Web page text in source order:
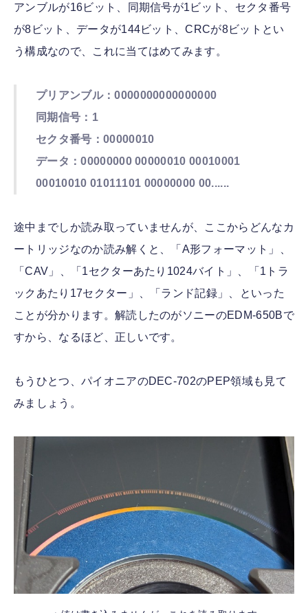
アンブルが16ビット、同期信号が1ビット、セクタ番号
が8ビット、データが144ビット、CRCが8ビットとい
う構成なので、これに当てはめてみます。
プリアンブル：0000000000000000
同期信号：1
セクタ番号：00000010
データ：00000000 00000010 00010001
00010010 01011101 00000000 00......
途中までしか読み取っていませんが、ここからどんなカ
ートリッジなのか読み解くと、「A形フォーマット」、
「CAV」、「1セクターあたり1024バイト」、「1トラ
ックあたり17セクター」、「ランド記録」、といった
ことが分かります。解読したのがソニーのEDM-650Bで
すから、なるほど、正しいです。
もうひとつ、パイオニアのDEC-702のPEP領域も見て
みましょう。